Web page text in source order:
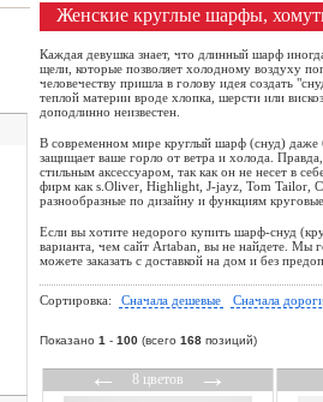
Женские круглые шарфы,
Каждая девушка знает, что длинный шарф
щели, которые позволяет холодному воздуху
человечеству пришла в голову идея создать
теплой материи вроде хлопка, шерсти или
доподлинно неизвестен.
В современном мире круглый шарф (снуд) даже
защищает ваше горло от ветра и холода.
стильным аксессуаром, так как он не несет в
фирм как s.Oliver, Highlight, J-jayz, Tom Tailor,
разнообразные по дизайну и функциям
Если вы хотите недорого купить шарф-снуд
варианта, чем сайт Artaban, вы не найдете. Мы
можете заказать с доставкой на дом и без
Сортировка: Сначала дешевые Сначала
Показано 1 - 100 (всего 168 позиций)
←8 цветов→